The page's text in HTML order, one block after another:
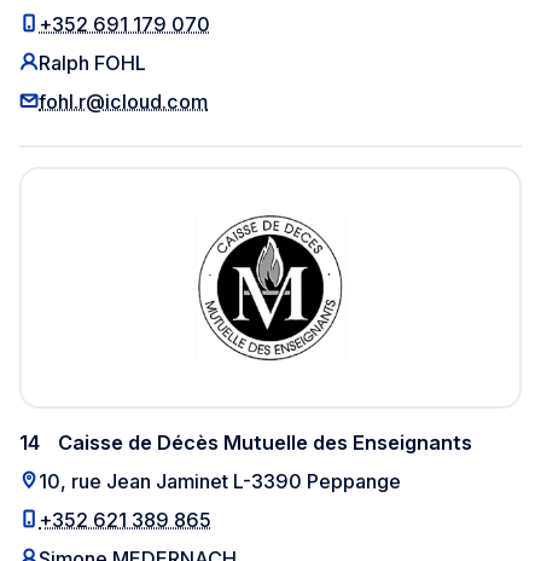
+352 691 179 070
Ralph FOHL
fohl.r@icloud.com
Caisse de Décès Mutuelle des Enseignants
14
10, rue Jean Jaminet L-3390 Peppange
+352 621 389 865